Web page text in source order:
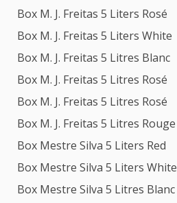
Box M. J. Freitas 5 Liters Rosé
Box M. J. Freitas 5 Liters White
Box M. J. Freitas 5 Litres Blanc
Box M. J. Freitas 5 Litres Rosé
Box M. J. Freitas 5 Litres Rosé
Box M. J. Freitas 5 Litres Rouge
Box Mestre Silva 5 Liters Red
Box Mestre Silva 5 Liters White
Box Mestre Silva 5 Litres Blanc